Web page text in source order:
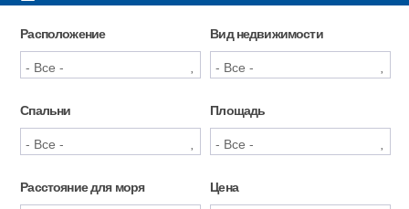
Расположение Вид недвижимости
Спальни Площадь
Расстояние для моря Цена